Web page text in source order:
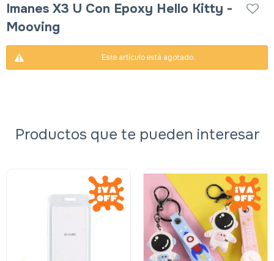
Imanes X3 U Con Epoxy Hello Kitty -
Mooving
Este artículo está agotado.
Productos que te pueden interesar